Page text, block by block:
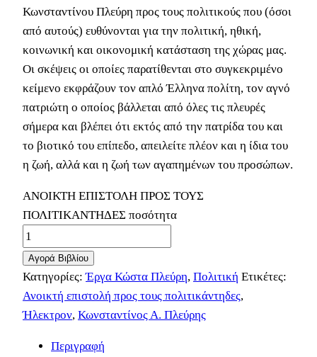
Κωνσταντίνου Πλεύρη προς τους πολιτικούς που (όσοι
από αυτούς) ευθύνονται για την πολιτική, ηθική,
κοινωνική και οικονομική κατάσταση της χώρας μας.
Οι σκέψεις οι οποίες παρατίθενται στο συγκεκριμένο
κείμενο εκφράζουν τον απλό Έλληνα πολίτη, τον αγνό
πατριώτη ο οποίος βάλλεται από όλες τις πλευρές
σήμερα και βλέπει ότι εκτός από την πατρίδα του και
το βιοτικό του επίπεδο, απειλείτε πλέον και η ίδια του
η ζωή, αλλά και η ζωή των αγαπημένων του προσώπων.
ΑΝΟΙΚΤΗ ΕΠΙΣΤΟΛΗ ΠΡΟΣ ΤΟΥΣ
ΠΟΛΙΤΙΚΑΝΤΗΔΕΣ ποσότητα
Αγορά Βιβλίου
Κατηγορίες:Έργα Κώστα Πλεύρη, Πολιτική Ετικέτες:
Ανοικτή επιστολή προς τους πολιτικάντηδες,
Ήλεκτρον, Κωνσταντίνος Α. Πλεύρης
Περιγραφή